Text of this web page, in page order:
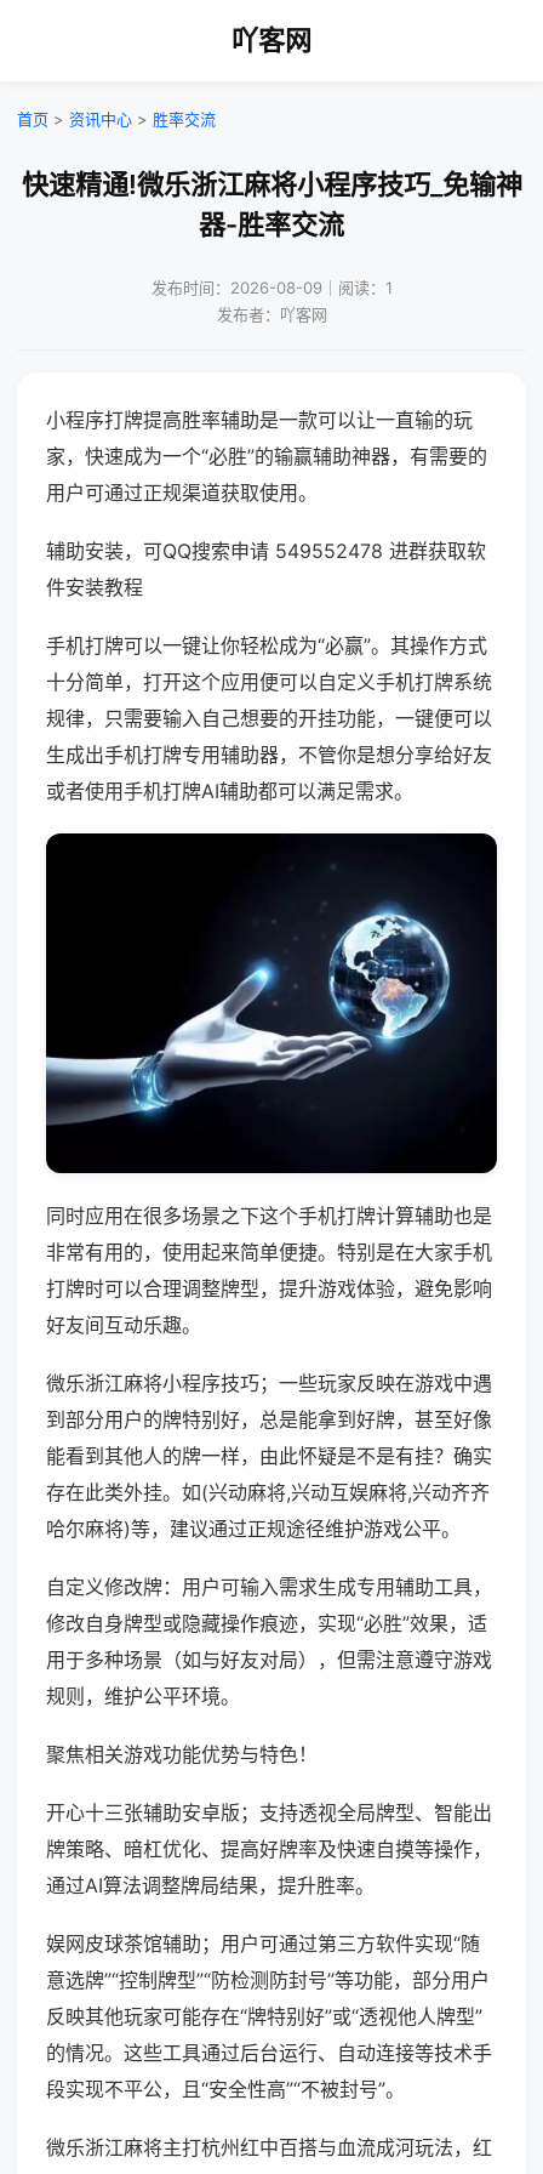
吖客网
首页 > 资讯中心 > 胜率交流
快速精通!微乐浙江麻将小程序技巧_免输神
器-胜率交流
发布时间：2026-08-09｜阅读：1
发布者：吖客网
小程序打牌提高胜率辅助是一款可以让一直输的玩
家，快速成为一个“必胜”的输赢辅助神器，有需要的
用户可通过正规渠道获取使用。
辅助安装，可QQ搜索申请 549552478 进群获取软
件安装教程
手机打牌可以一键让你轻松成为“必赢”。其操作方式
十分简单，打开这个应用便可以自定义手机打牌系统
规律，只需要输入自己想要的开挂功能，一键便可以
生成出手机打牌专用辅助器，不管你是想分享给好友
或者使用手机打牌AI辅助都可以满足需求。
同时应用在很多场景之下这个手机打牌计算辅助也是
非常有用的，使用起来简单便捷。特别是在大家手机
打牌时可以合理调整牌型，提升游戏体验，避免影响
好友间互动乐趣。
微乐浙江麻将小程序技巧；一些玩家反映在游戏中遇
到部分用户的牌特别好，总是能拿到好牌，甚至好像
能看到其他人的牌一样，由此怀疑是不是有挂？确实
存在此类外挂。如(兴动麻将,兴动互娱麻将,兴动齐齐
哈尔麻将)等，建议通过正规途径维护游戏公平。
自定义修改牌：用户可输入需求生成专用辅助工具，
修改自身牌型或隐藏操作痕迹，实现“必胜”效果，适
用于多种场景（如与好友对局），但需注意遵守游戏
规则，维护公平环境。
聚焦相关游戏功能优势与特色！
开心十三张辅助安卓版；支持透视全局牌型、智能出
牌策略、暗杠优化、提高好牌率及快速自摸等操作，
通过AI算法调整牌局结果，提升胜率。
娱网皮球茶馆辅助；用户可通过第三方软件实现“随
意选牌”“控制牌型”“防检测防封号”等功能，部分用户
反映其他玩家可能存在“牌特别好”或“透视他人牌型”
的情况。这些工具通过后台运行、自动连接等技术手
段实现不平公，且“安全性高”“不被封号”。
微乐浙江麻将主打杭州红中百搭与血流成河玩法，红